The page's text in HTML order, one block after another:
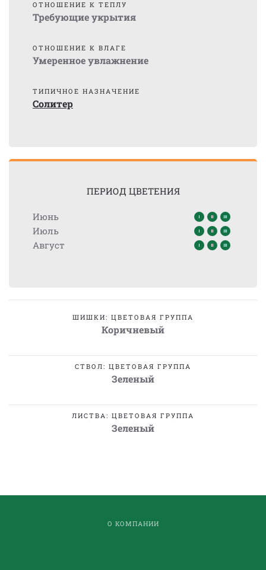
ОТНОШЕНИЕ К ТЕПЛУ
Требующие укрытия
ОТНОШЕНИЕ К ВЛАГЕ
Умеренное увлажнение
ТИПИЧНОЕ НАЗНАЧЕНИЕ
Солитер
ПЕРИОД ЦВЕТЕНИЯ
Июнь
Июль
Август
ШИШКИ: ЦВЕТОВАЯ ГРУППА
Коричневый
СТВОЛ: ЦВЕТОВАЯ ГРУППА
Зеленый
ЛИСТВА: ЦВЕТОВАЯ ГРУППА
Зеленый
О КОМПАНИИ